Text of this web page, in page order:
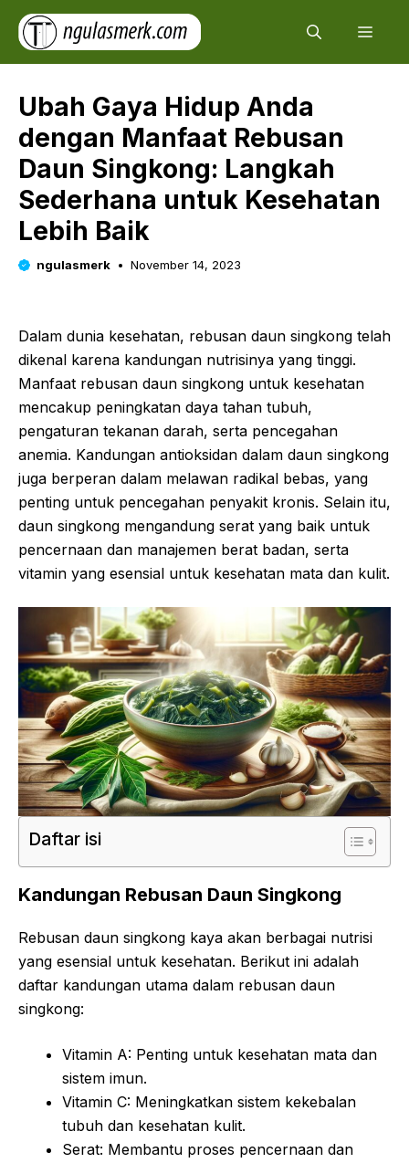
Skip
content
Ubah Gaya Hidup Anda
dengan Manfaat Rebusan
Daun Singkong: Langkah
Sederhana untuk Kesehatan
Lebih Baik
ngulasmerk November 14, 2023
Dalam dunia kesehatan, rebusan daun singkong telah
dikenal karena kandungan nutrisinya yang tinggi.
Manfaat rebusan daun singkong untuk kesehatan
mencakup peningkatan daya tahan tubuh,
pengaturan tekanan darah, serta pencegahan
anemia. Kandungan antioksidan dalam daun singkong
juga berperan dalam melawan radikal bebas, yang
penting untuk pencegahan penyakit kronis. Selain itu,
daun singkong mengandung serat yang baik untuk
pencernaan dan manajemen berat badan, serta
vitamin yang esensial untuk kesehatan mata dan kulit.
Daftar isi
Kandungan Rebusan Daun Singkong
Rebusan daun singkong kaya akan berbagai nutrisi
yang esensial untuk kesehatan. Berikut ini adalah
daftar kandungan utama dalam rebusan daun
singkong:
Vitamin A: Penting untuk kesehatan mata dan
sistem imun.
Vitamin C: Meningkatkan sistem kekebalan
tubuh dan kesehatan kulit.
Serat: Membantu proses pencernaan dan